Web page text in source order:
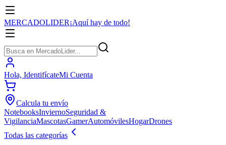
MERCADOLIDER¡Aquí hay de todo!
Hola, IdentifícateMi Cuenta
Calcula tu envío
NotebooksInviernoSeguridad &
VigilanciaMascotasGamerAutomóvilesHogarDrones
Todas las categorías